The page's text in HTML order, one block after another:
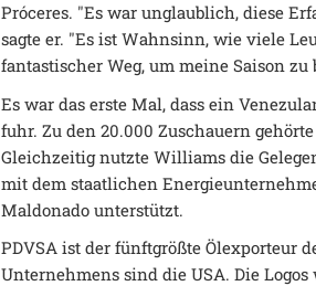
Próceres. "Es war unglaublich, diese
sagte er. "Es ist Wahnsinn, wie viele
fantastischer Weg, um meine Saison zu
Es war das erste Mal, dass ein
fuhr. Zu den 20.000 Zuschauern
Gleichzeitig nutzte Williams die
mit dem staatlichen
Maldonado unterstützt.
PDVSA ist der fünftgrößte Ölexporteur
Unternehmens sind die USA. Die